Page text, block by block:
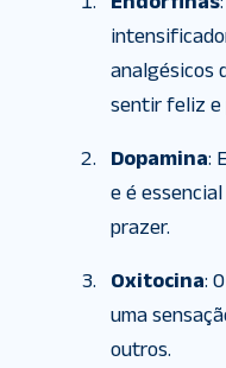
analgésicos
sentir feliz e
Dopamina:
e é
prazer.
Oxitocina:
uma
outros.